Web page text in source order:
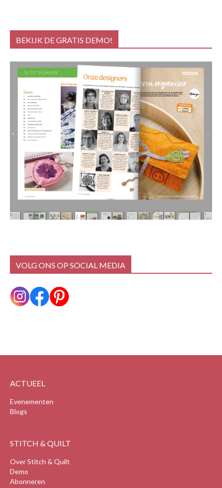
BEKIJK DE GRATIS DEMO!
VOLG ONS OP SOCIAL MEDIA
ACTUEEL
Evenementen
Blogs
STITCH & QUILT
Over Stitch & Quilt
Demo
Abonneren